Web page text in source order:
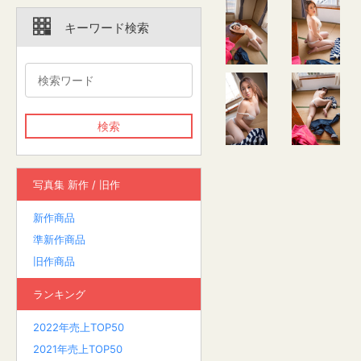
キーワード検索
写真集 新作 / 旧作
新作商品
準新作商品
旧作商品
ランキング
2022年売上TOP50
2021年売上TOP50